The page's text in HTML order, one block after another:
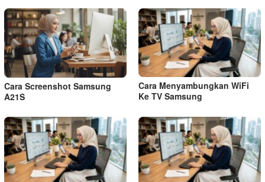
Cara Screenshot Samsung
A21S
Cara Menyambungkan WiFi
Ke TV Samsung